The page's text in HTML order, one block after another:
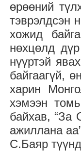
өрөөний
тэврэлдсэн
хожид
нөхцөлд
нүүртэй
байгаагүй,
харин
хэмээн
байхав, “За
ажиллана
С.Баяр